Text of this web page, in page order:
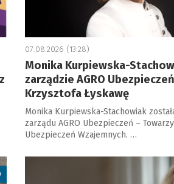
07.08.2026 (13:28)
Monika Kurpiewska-
zarządzie AGRO
Krzysztofa Łyskawę
Monika Kurpiewska-Stachowiak
zarządu AGRO Ubezpieczeń –
Ubezpieczeń Wzajemnych. …
a